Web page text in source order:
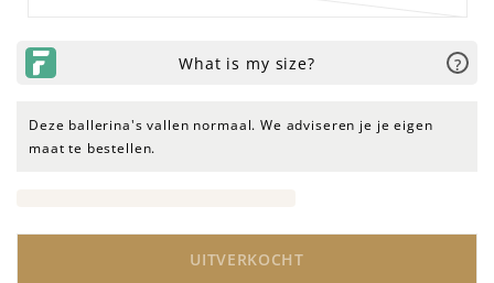
Deze ballerina's vallen normaal. We adviseren je je eigen
maat te bestellen.
UITVERKOCHT